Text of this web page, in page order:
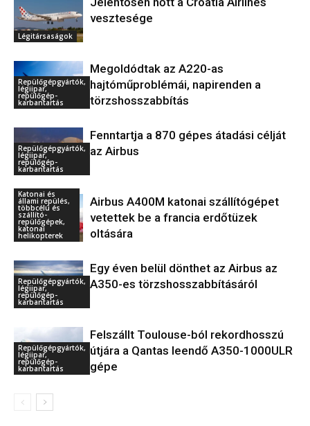
Légitársaságok
vesztesége
Repülőgépgyártók,
légiipar,
repülőgép-
karbantartás
Megoldódtak az A220-as
hajtóműproblémái, napirenden a
törzshosszabbítás
Repülőgépgyártók,
légiipar,
repülőgép-
karbantartás
Fenntartja a 870 gépes átadási célját
az Airbus
Katonai és
állami repülés,
többcélú és
szállító-
repülőgépek,
katonai
helikopterek
Airbus A400M katonai szállítógépet
vetettek be a francia erdőtüzek
oltására
Repülőgépgyártók,
légiipar,
repülőgép-
karbantartás
Egy éven belül dönthet az Airbus az
A350-es törzshosszabbításáról
Repülőgépgyártók,
légiipar,
repülőgép-
karbantartás
Felszállt Toulouse-ból rekordhosszú
útjára a Qantas leendő A350-1000ULR
gépe